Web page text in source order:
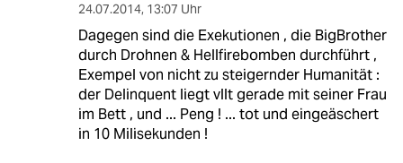
24.07.2014, 13:07 Uhr
Dagegen sind die Exekutionen , die BigBrother
durch Drohnen & Hellfirebomben durchführt ,
Exempel von nicht zu steigernder Humanität :
der Delinquent liegt vllt gerade mit seiner Frau
im Bett , und ... Peng ! ... tot und eingeäschert
in 10 Milisekunden !